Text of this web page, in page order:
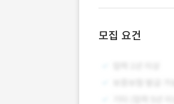
모집 요건